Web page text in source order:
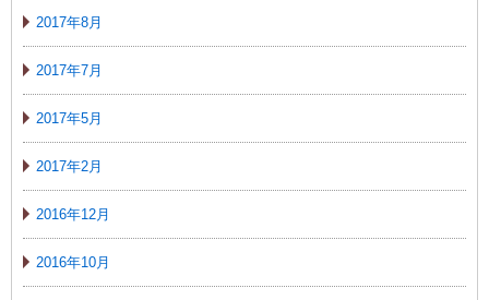
2017年8月
2017年7月
2017年5月
2017年2月
2016年12月
2016年10月